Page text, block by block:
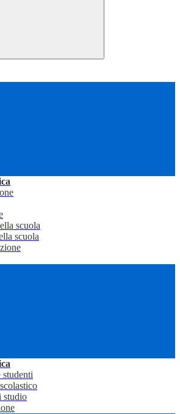
scuola
scuola
studenti
studio